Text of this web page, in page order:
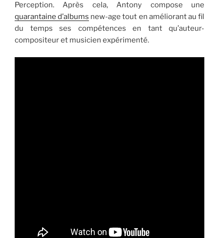
Perception. Après cela, Antony compose une
quarantaine d’albums new-age tout en améliorant au fil
du temps ses compétences en tant qu’auteur-
compositeur et musicien expérimenté.